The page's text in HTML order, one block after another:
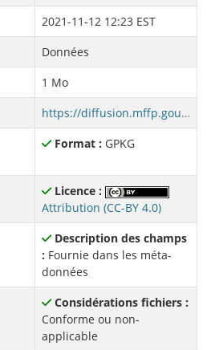
2021-11-12 12:23 EST
Données
1 Mo
https://diffusion.mffp.gouv.qc.ca/Diffusion/DonneeGratuite/Faune/Stations_de_nettoyage/GPKG/stations_nettoyage_qc.gpkg
Format : GPKG
Licence :
Attribution (CC-BY 4.0)
Description des champs
: Fournie dans les méta-
données
Considérations fichiers :
Conforme ou non-
applicable